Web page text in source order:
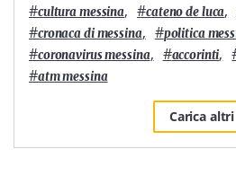
#cultura messina, #cateno de luca,
#cronaca di messina, #politica
#coronavirus messina, #accorinti,
#atm messina
Carica altri